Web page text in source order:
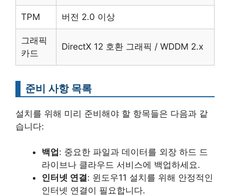
TPM 버전 2.0 이상
그래픽
카드
DirectX 12 호환 그래픽 / WDDM 2.x
준비 사항 목록
설치를 위해 미리 준비해야 할 항목들은 다음과 같
습니다:
백업 : 중요한 파일과 데이터를 외장 하드 드
라이브나 클라우드 서비스에 백업하세요.
인터넷 연결: 윈도우11 설치를 위해 안정적인
인터넷 연결이 필요합니다.